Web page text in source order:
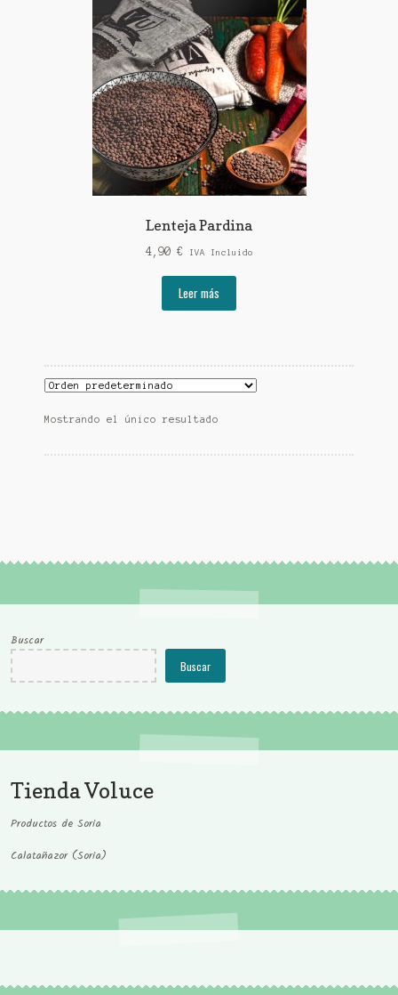
Lenteja Pardina
4,90 € IVA Incluido
Leer más
Mostrando el único resultado
Buscar
Buscar
Tienda Voluce
Productos de Soria
Calatañazor (Soria)